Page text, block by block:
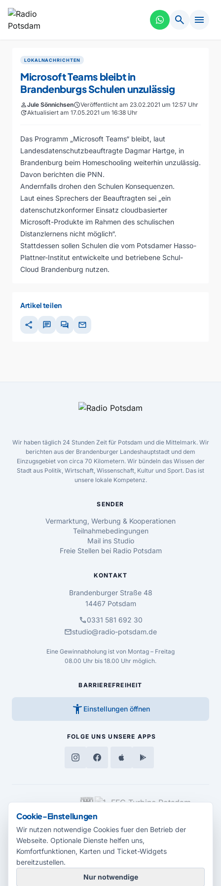
search menu
LOKALNACHRICHTEN
Microsoft Teams bleibt in
Brandenburgs Schulen unzulässig
personJule SönnichsenscheduleVeröffentlicht am 23.02.2021 um 12:57 Uhr
updateAktualisiert am 17.05.2021 um 16:38 Uhr
Das Programm „Microsoft Teams“ bleibt, laut
Landesdatenschutzbeauftragte Dagmar Hartge, in
Brandenburg beim Homeschooling weiterhin unzulässig.
Davon berichten die PNN.
Andernfalls drohen den Schulen Konsequenzen.
Laut eines Sprechers der Beauftragten sei „ein
datenschutzkonformer Einsatz cloudbasierter
Microsoft-Produkte im Rahmen des schulischen
Distanzlernens nicht möglich“.
Stattdessen sollen Schulen die vom Potsdamer Hasso-
Plattner-Institut entwickelte und betriebene Schul-
Cloud Brandenburg nutzen.
Artikel teilen
share chat forum mail
Wir haben täglich 24 Stunden Zeit für Potsdam und die Mittelmark. Wir
berichten aus der Brandenburger Landeshauptstadt und dem
Einzugsgebiet von circa 70 Kilometern. Wir bündeln das Wissen der
Stadt aus Politik, Wirtschaft, Wissenschaft, Kultur und Sport. Das ist
unsere lokale Kompetenz.
SENDER
Vermarktung, Werbung & Kooperationen
Teilnahmebedingungen
Mail ins Studio
Freie Stellen bei Radio Potsdam
KONTAKT
Brandenburger Straße 48
14467 Potsdam
call0331 581 692 30
mailstudio@radio-potsdam.de
Eine Gewinnabholung ist von Montag – Freitag
08.00 Uhr bis 18.00 Uhr möglich.
BARRIEREFREIHEIT
accessibility_new Einstellungen öffnen
FOLGE UNS UNSERE APPS
MEDIENPARTNER
Cookie-Einstellungen
Wir nutzen notwendige Cookies fuer den Betrieb der
Webseite. Optionale Dienste helfen uns,
Komfortfunktionen, Karten und Ticket-Widgets
bereitzustellen.
Nur notwendige